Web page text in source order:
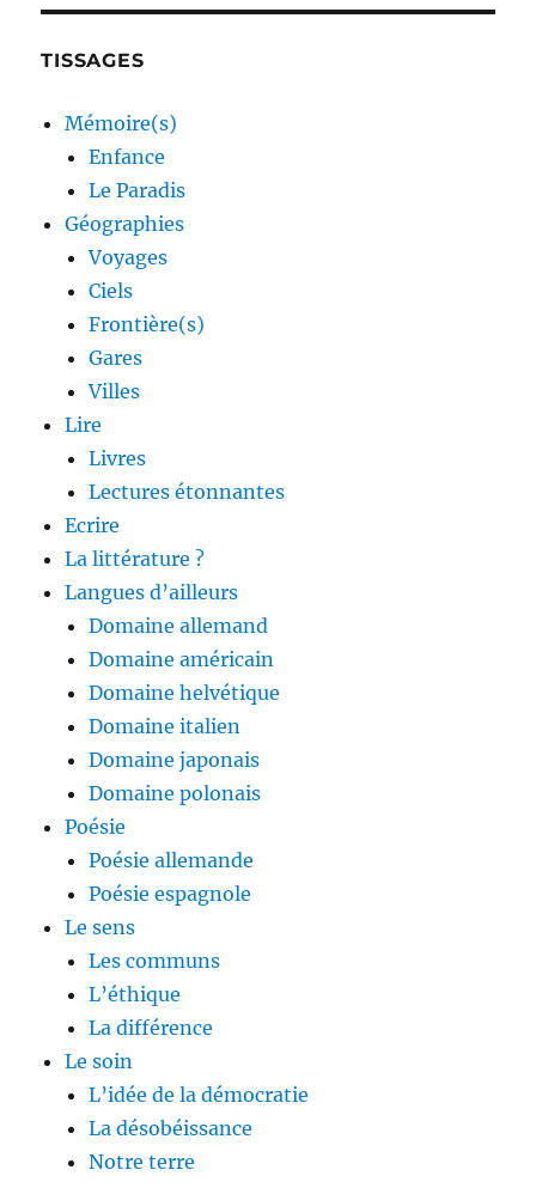
TISSAGES
Mémoire(s)
Enfance
Le Paradis
Géographies
Voyages
Ciels
Frontière(s)
Gares
Villes
Lire
Livres
Lectures étonnantes
Ecrire
La littérature ?
Langues d’ailleurs
Domaine allemand
Domaine américain
Domaine helvétique
Domaine italien
Domaine japonais
Domaine polonais
Poésie
Poésie allemande
Poésie espagnole
Le sens
Les communs
L’éthique
La différence
Le soin
L’idée de la démocratie
La désobéissance
Notre terre